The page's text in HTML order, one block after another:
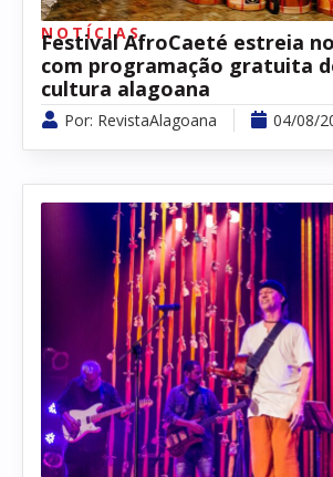
NOTÍCIAS
Festival AfroCaeté estreia
com programação gratuita
cultura alagoana
Por: RevistaAlagoana 04/08/